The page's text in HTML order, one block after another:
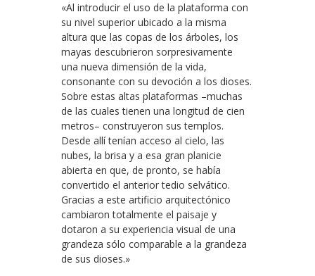
«Al introducir el uso de la plataforma con
su nivel superior ubicado a la misma
altura que las copas de los árboles, los
mayas descubrieron sorpresivamente
una nueva dimensión de la vida,
consonante con su devoción a los dioses.
Sobre estas altas plataformas –muchas
de las cuales tienen una longitud de cien
metros– construyeron sus templos.
Desde allí tenían acceso al cielo, las
nubes, la brisa y a esa gran planicie
abierta en que, de pronto, se había
convertido el anterior tedio selvático.
Gracias a este artificio arquitectónico
cambiaron totalmente el paisaje y
dotaron a su experiencia visual de una
grandeza sólo comparable a la grandeza
de sus dioses.»